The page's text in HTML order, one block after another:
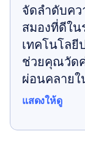
จัดลำดับค
สมองที่ดีใน
เทคโนโลยี
ช่วยคุณวัด
ผ่อนคลาย
แสดงให้ดู